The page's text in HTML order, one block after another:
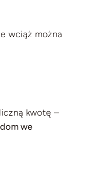
wciąż można
kwotę –
dom we